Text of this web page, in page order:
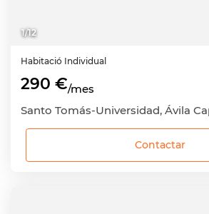
1/12
Habitació Individual
290 €/mes
Santo Tomás-Universidad, Ávila
Contactar